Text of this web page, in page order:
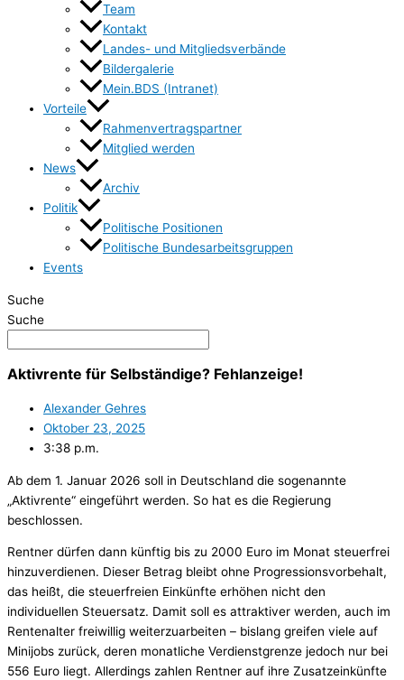
Team
Kontakt
Landes- und Mitgliedsverbände
Bildergalerie
Mein.BDS (Intranet)
Vorteile
Rahmenvertragspartner
Mitglied werden
News
Archiv
Politik
Politische Positionen
Politische Bundesarbeitsgruppen
Events
Suche
Suche
Aktivrente für Selbständige? Fehlanzeige!
Alexander Gehres
Oktober 23, 2025
3:38 p.m.
Ab dem 1. Januar 2026 soll in Deutschland die sogenannte
„Aktivrente“ eingeführt werden. So hat es die Regierung
beschlossen.
Rentner dürfen dann künftig bis zu 2000 Euro im Monat steuerfrei
hinzuverdienen. Dieser Betrag bleibt ohne Progressionsvorbehalt,
das heißt, die steuerfreien Einkünfte erhöhen nicht den
individuellen Steuersatz. Damit soll es attraktiver werden, auch im
Rentenalter freiwillig weiterzuarbeiten – bislang greifen viele auf
Minijobs zurück, deren monatliche Verdienstgrenze jedoch nur bei
556 Euro liegt. Allerdings zahlen Rentner auf ihre Zusatzeinkünfte